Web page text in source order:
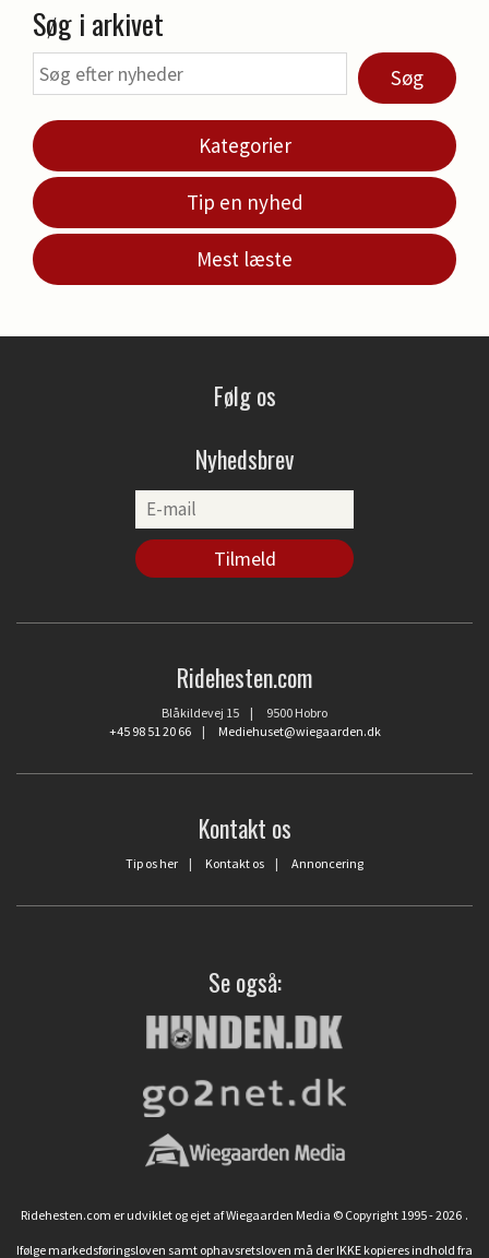
Søg i arkivet
Søg
Kategorier
Tip en nyhed
Mest læste
Følg os
Nyhedsbrev
Ridehesten.com
Blåkildevej 15 | 9500 Hobro
+45 98 51 20 66| Mediehuset@wiegaarden.dk
Kontakt os
Tip os her | Kontakt os | Annoncering
Se også:
Ridehesten.com er udviklet og ejet af Wiegaarden Media © Copyright 1995 - 2026 .
Ifølge markedsføringsloven samt ophavsretsloven må der IKKE kopieres indhold fra